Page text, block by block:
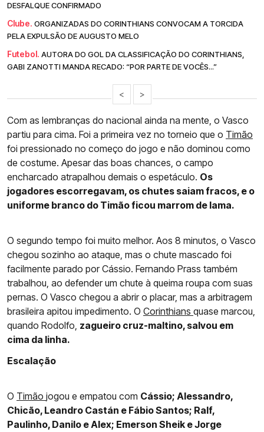
DESFALQUE CONFIRMADO
Clube. ORGANIZADAS DO CORINTHIANS CONVOCAM A TORCIDA
PELA EXPULSÃO DE AUGUSTO MELO
Futebol. AUTORA DO GOL DA CLASSIFICAÇÃO DO CORINTHIANS,
GABI ZANOTTI MANDA RECADO: “POR PARTE DE VOCÊS...”
< >
Com as lembranças do nacional ainda na mente, o Vasco
partiu para cima. Foi a primeira vez no torneio que o Timão
foi pressionado no começo do jogo e não dominou como
de costume. Apesar das boas chances, o campo
encharcado atrapalhou demais o espetáculo. Os
jogadores escorregavam, os chutes saiam fracos, e o
uniforme branco do Timão ficou marrom de lama.
O segundo tempo foi muito melhor. Aos 8 minutos, o Vasco
chegou sozinho ao ataque, mas o chute mascado foi
facilmente parado por Cássio. Fernando Prass também
trabalhou, ao defender um chute à queima roupa com suas
pernas. O Vasco chegou a abrir o placar, mas a arbitragem
brasileira apitou impedimento. O Corinthians quase marcou,
quando Rodolfo, zagueiro cruz-maltino, salvou em
cima da linha.
Escalação
O Timão jogou e empatou com Cássio; Alessandro,
Chicão, Leandro Castán e Fábio Santos; Ralf,
Paulinho, Danilo e Alex; Emerson Sheik e Jorge